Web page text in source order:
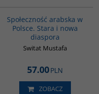
Społeczność arabska w
Polsce. Stara i nowa
diaspora
Switat Mustafa
57.00PLN
ZOBACZ